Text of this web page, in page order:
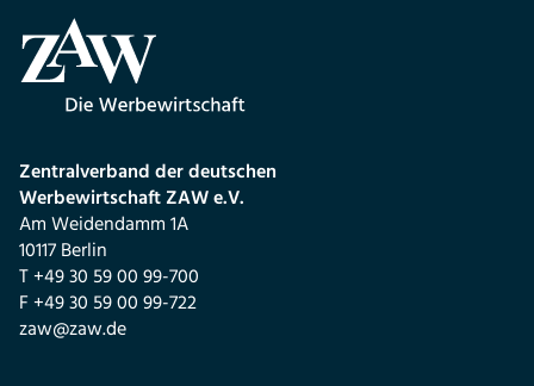
Zentralverband der deutschen
Werbewirtschaft ZAW e.V.
Am Weidendamm 1A
10117 Berlin
T +49 30 59 00 99-700
F +49 30 59 00 99-722
zaw@zaw.de